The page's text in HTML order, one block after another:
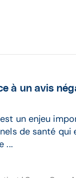
à un avis
un enjeu
de santé qui
...